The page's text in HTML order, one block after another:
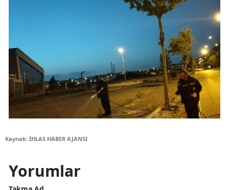
Kaynak: İHLAS HABER AJANSI
Yorumlar